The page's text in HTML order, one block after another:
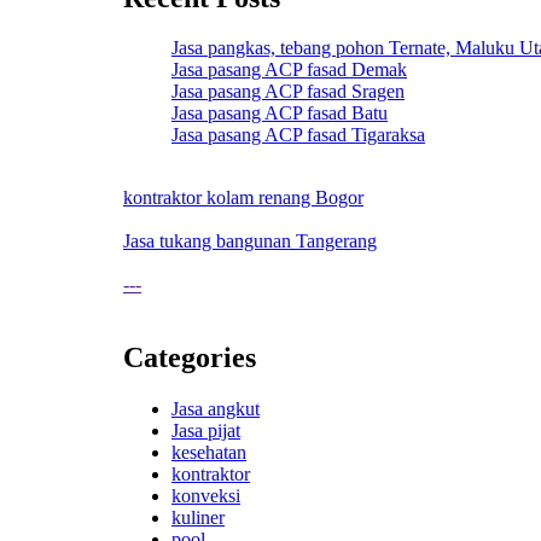
Jasa pangkas, tebang pohon Ternate, Maluku
Jasa pasang ACP fasad Demak
Jasa pasang ACP fasad Sragen
Jasa pasang ACP fasad Batu
Jasa pasang ACP fasad Tigaraksa
kontraktor kolam renang Bogor
Jasa tukang bangunan Tangerang
---
Categories
Jasa angkut
Jasa pijat
kesehatan
kontraktor
konveksi
kuliner